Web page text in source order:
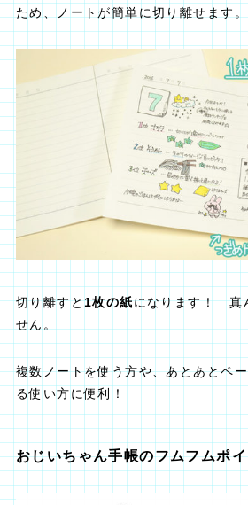
ため、ノートが簡単に切り離せます。
切り離すと1枚の紙になります！ 真
せん。
複数ノートを使う方や、あとあとペ
る使い方に便利！
おじいちゃん手帳のフムフムポ